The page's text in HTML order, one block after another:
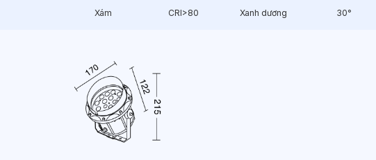
Xám CRI>80 Xanh dương 30°